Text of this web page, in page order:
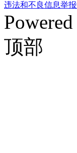
违法和不良信息举
顶部